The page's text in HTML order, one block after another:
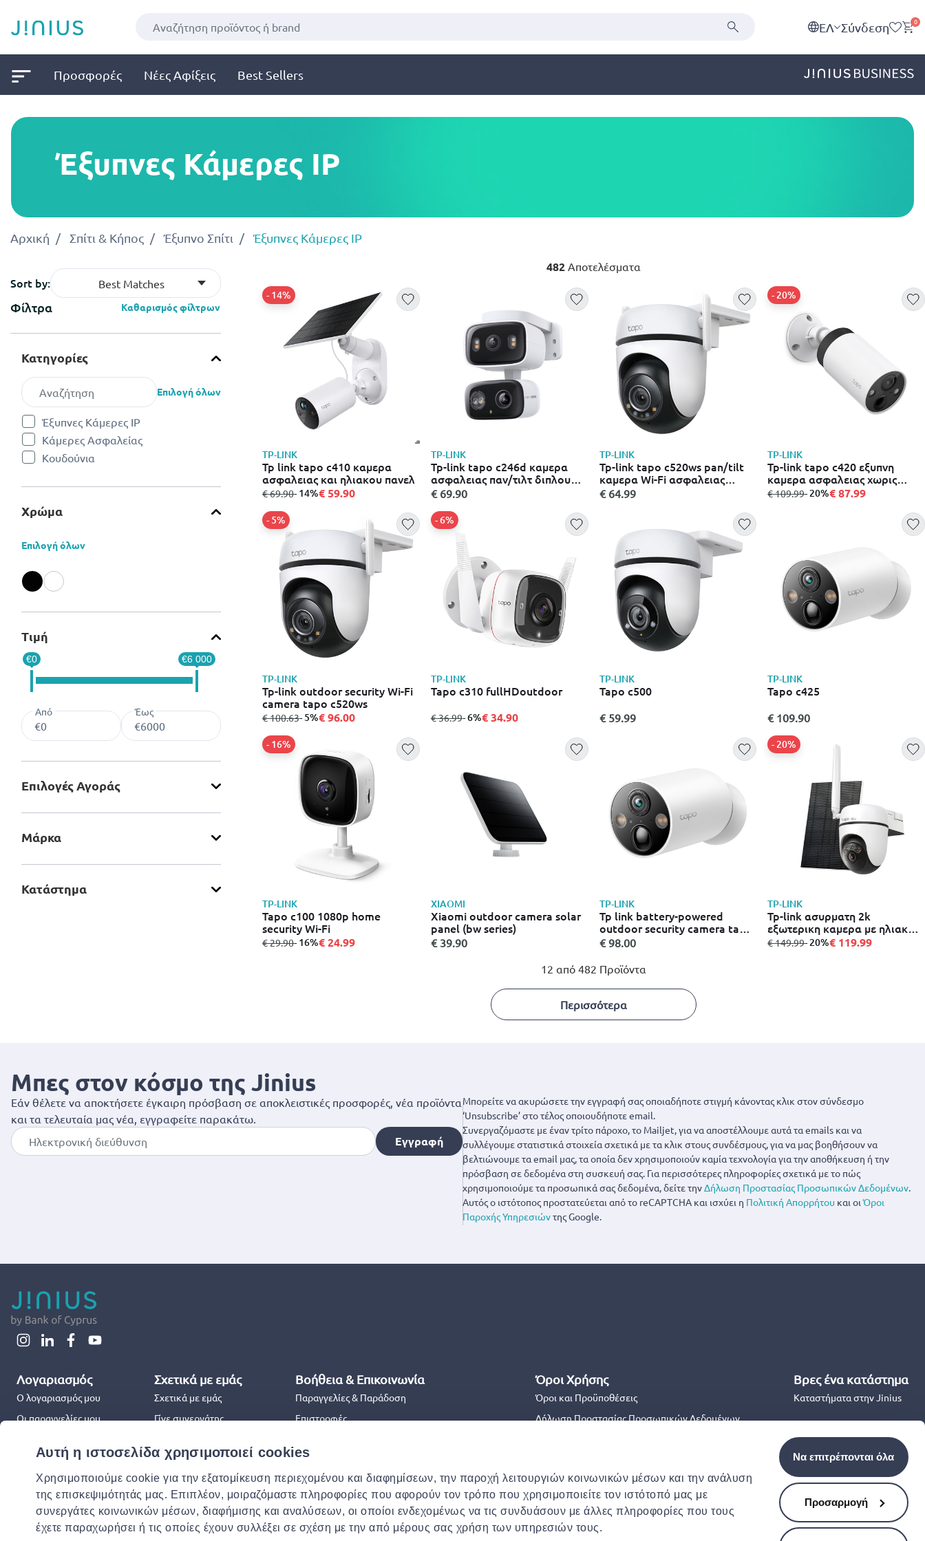
Αυτή η ιστοσελίδα χρησιμοποιεί cookies
Χρησιμοποιούμε cookie για την εξατομίκευση περιεχομένου και διαφημίσεων, την παροχή λειτουργιών κοινωνικών μέσων και την ανάλυση
της επισκεψιμότητάς μας. Επιπλέον, μοιραζόμαστε πληροφορίες που αφορούν τον τρόπο που χρησιμοποιείτε τον ιστότοπό μας με
συνεργάτες κοινωνικών μέσων, διαφήμισης και αναλύσεων, οι οποίοι ενδεχομένως να τις συνδυάσουν με άλλες πληροφορίες που τους
έχετε παραχωρήσει ή τις οποίες έχουν συλλέξει σε σχέση με την από μέρους σας χρήση των υπηρεσιών τους.
Να επιτρέπονται όλα
Προσαρμογή
EΛ Σύνδεση 0
Προσφορές Νέες Αφίξεις Best Sellers
Έξυπνες Κάμερες IP
Αρχική Σπίτι & Κήπος Έξυπνο Σπίτι Έξυπνες Κάμερες IP
Sort by: Best Matches
Φίλτρα Καθαρισμός φίλτρων
Κατηγορίες
Επιλογή όλων
Έξυπνες Κάμερες IP
Refine by Κατηγορίες: Έξυπνες Κάμερες IP
Κάμερες Ασφαλείας
Refine by Κατηγορίες: Κάμερες Ασφαλείας
Κουδούνια
Refine by Κατηγορίες: Κουδούνια
Χρώμα
Επιλογή όλων
Refine by Χρώμα: Black
Refine by Χρώμα: White
Τιμή
€0 €6 000
Από Έως
Επιλογές Αγοράς
Μάρκα
Κατάστημα
482 Αποτελέσματα
TP-LINK
Tp link tapo c410 καμερα
ασφαλειας και ηλιακου πανελ
από
€ 69.90σε
- 14%
- 14%€ 59.90
TP-LINK
Tp-link tapo c246d καμερα
ασφαλειας παν/τιλτ διπλου
φακου εσωτερικου/
εξωτερικου χωρου – λευκο
€ 69.90
TP-LINK
Tp-link tapo c520ws pan/tilt
καμερα Wi-Fi ασφαλειας
εξωτερικου χωρου
123.8x123x90cm
€ 64.99
TP-LINK
Tp-link tapo c420 εξυπνη
καμερα ασφαλειας χωρις
καλωδιο 110.6x64.2x64.2 cm
από
€ 109.99σε
- 20%
- 20%€ 87.99
TP-LINK
Tp-link outdoor security Wi-Fi
camera tapo c520ws
από
€ 100.63σε
- 5%
- 5%€ 96.00
TP-LINK
Tapo c310 fullHDoutdoor
από
€ 36.99σε
- 6%
- 6%€ 34.90
TP-LINK
Tapo c500
€ 59.99
TP-LINK
Tapo c425
€ 109.90
TP-LINK
Tapo c100 1080p home
security Wi-Fi
από
€ 29.90σε
- 16%
- 16%€ 24.99
XIAOMI
Xiaomi outdoor camera solar
panel (bw series)
€ 39.90
TP-LINK
Tp link battery-powered
outdoor security camera tapo
c425
€ 98.00
TP-LINK
Tp-link ασυρματη 2k
εξωτερικη καμερα με ηλιακη &
4G 13.09x11.61x8.41cm -
από
€ 149.99σε
- 20%
- 20%€ 119.99
12 από 482 Προϊόντα
Περισσότερα
Μπες στον κόσμο της Jinius
Εάν θέλετε να αποκτήσετε έγκαιρη πρόσβαση σε αποκλειστικές προσφορές, νέα προϊόντα
και τα τελευταία μας νέα, εγγραφείτε παρακάτω.
Εγγραφή
Μπορείτε να ακυρώσετε την εγγραφή σας οποιαδήποτε στιγμή κάνοντας κλικ στον σύνδεσμο
‘Unsubscribe’ στο τέλος οποιουδήποτε email.
Συνεργαζόμαστε με έναν τρίτο πάροχο, το Mailjet, για να αποστέλλουμε αυτά τα emails και να
συλλέγουμε στατιστικά στοιχεία σχετικά με τα κλικ στους συνδέσμους, για να μας βοηθήσουν να
βελτιώνουμε τα email μας, τα οποία δεν χρησιμοποιούν καμία τεχνολογία για την αποθήκευση ή την
πρόσβαση σε δεδομένα στη συσκευή σας. Για περισσότερες πληροφορίες σχετικά με το πώς
χρησιμοποιούμε τα προσωπικά σας δεδομένα, δείτε τηνΔήλωση Προστασίας Προσωπικών Δεδομένων.
Αυτός ο ιστότοπος προστατεύεται από το reCAPTCHA και ισχύει η Πολιτική Απορρήτου και οιΌροι
Παροχής Υπηρεσιώντης Google.
Λογαριασμός
Ο λογαριασμός μου
Οι παραγγελίες μου
Σχετικά με εμάς
Σχετικά με εμάς
Γίνε συνεργάτης
Βοήθεια & Επικοινωνία
Παραγγελίες & Παράδοση
Επιστροφές
Συχνές Ερωτήσεις
Χρειάζεστε βοήθεια με την παραγγελία σας;
Όροι Χρήσης
Όροι και Προϋποθέσεις
Δήλωση Προστασίας Προσωπικών Δεδομένων
Ασφάλεια
Δήλωση Προσβασιμότητας
Βρες ένα κατάστημα
Καταστήματα στην Jinius